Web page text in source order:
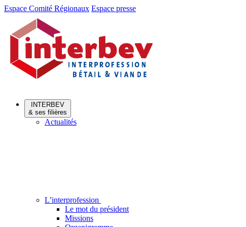
Aller
Aller
contenu
Espace Comité Régionaux Espace presse
INTERBEV
& ses filières
Actualités
L’interprofession
Le mot du président
Missions